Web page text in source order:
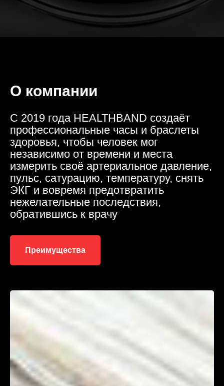
О компании
С 2019 года HEALTHBAND создаёт
профессиональные часы и браслеты
здоровья, чтобы человек мог
независимо от времени и места
измерить своё артериальное давление,
пульс, сатурацию, температуру, снять
ЭКГ и вовремя предотвратить
нежелательные последствия,
обратившись к врачу
Преимущества